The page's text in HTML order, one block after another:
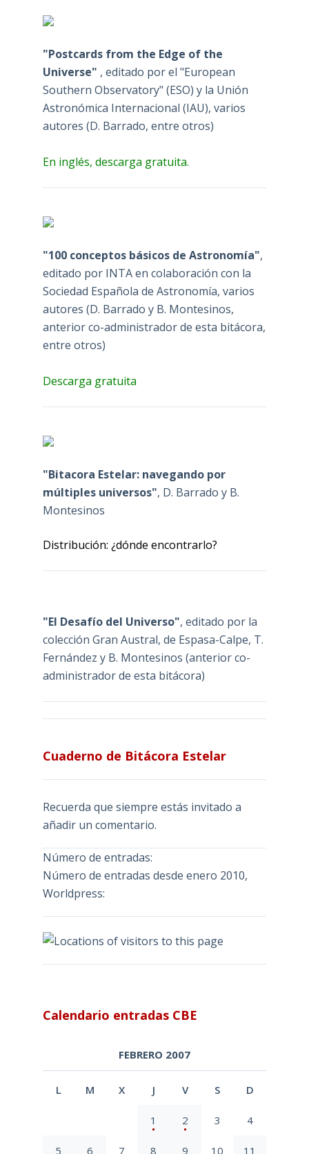
"Postcards from the Edge of the
Universe" , editado por el "European
Southern Observatory" (ESO) y la Unión
Astronómica Internacional (IAU), varios
autores (D. Barrado, entre otros)
En inglés, descarga gratuita.
"100 conceptos básicos de Astronomía",
editado por INTA en colaboración con la
Sociedad Española de Astronomía, varios
autores (D. Barrado y B. Montesinos,
anterior co-administrador de esta bitácora,
entre otros)
Descarga gratuita
"Bitacora Estelar: navegando por
múltiples universos", D. Barrado y B.
Montesinos
Distribución: ¿dónde encontrarlo?
"El Desafío del Universo", editado por la
colección Gran Austral, de Espasa-Calpe, T.
Fernández y B. Montesinos (anterior co-
administrador de esta bitácora)
Cuaderno de Bitácora Estelar
Recuerda que siempre estás invitado a
añadir un comentario.
Número de entradas:
Número de entradas desde enero 2010,
Worldpress:
Calendario entradas CBE
FEBRERO 2007
L M X J V S D
1 2 3 4
5 6 7 8 9 10 11